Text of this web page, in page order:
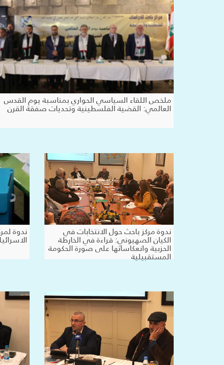
ملخص اللقاء السياسي الحواري بمناسبة يوم القدس
العالمي: القضية الفلسطينية وتحديات صفقة القرن
ندوة مركز باحث حول الانتخابات في
الكيان الصهيوني: قراءة في الخارطة
الحزبية وانعكاساتها على صورة الحكومة
المستقبيلية
ندوة